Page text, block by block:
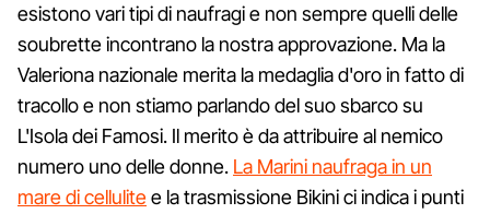
esistono vari tipi di naufragi e non sempre quelli delle
soubrette incontrano la nostra approvazione. Ma la
Valeriona nazionale merita la medaglia d'oro in fatto di
tracollo e non stiamo parlando del suo sbarco su
L'Isola dei Famosi. Il merito è da attribuire al nemico
numero uno delle donne. La Marini naufraga in un
mare di cellulitee la trasmissione Bikini ci indica i punti